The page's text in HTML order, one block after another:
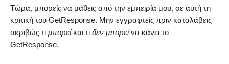
Τώρα, μπορείς να μάθεις από την εμπειρία μου, σε αυτή τη
κριτική του GetResponse. Μην εγγραφτείς πριν καταλάβεις
ακριβώς τι μπορείκαι τι δεν μπορείνα κάνει το
GetResponse.